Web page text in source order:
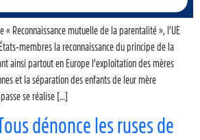
« Reconnaissance mutuelle de la parentalité », l’UE
membres la reconnaissance du principe de la
ainsi partout en Europe l’exploitation des mères
et la séparation des enfants de leur mère
se réalise […]
dénonce les ruses de